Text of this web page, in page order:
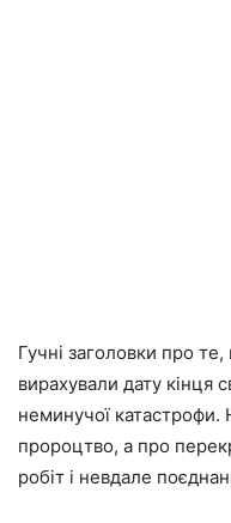
Гучні заголовки про
вирахували дату кінця
неминучої катастрофи.
пророцтво, а про
робіт і невдале